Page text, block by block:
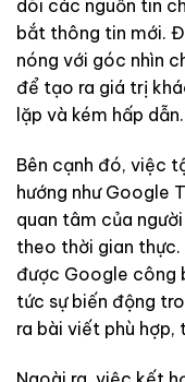
dõi các nguồn tin
bắt thông tin mới.
nóng với góc nhìn
để tạo ra giá trị
lặp và kém hấp dẫn.
Bên cạnh đó, việc
hướng như Google
quan tâm của
theo thời gian
được Google công
tức sự biến động
ra bài viết phù hợp,